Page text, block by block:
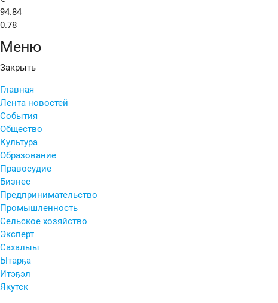
94.84
0.78
Меню
Закрыть
Главная
Лента новостей
События
Общество
Культура
Образование
Правосудие
Бизнес
Предпринимательство
Промышленность
Сельское хозяйство
Эксперт
Сахалыы
Ытарҕа
Итэҕэл
Якутск